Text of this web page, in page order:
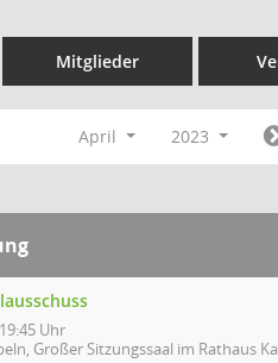
Mitglieder
April 2023
Uhr
Großer Sitzungssaal im Rathaus